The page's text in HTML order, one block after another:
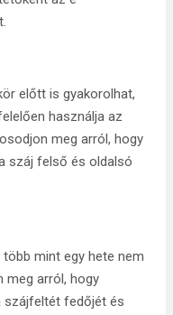
előtt is gyakorolhat,
használja az
meg arról, hogy
száj felső és oldalsó
több mint egy hete nem
meg arról, hogy
szájfeltét fedőjét és